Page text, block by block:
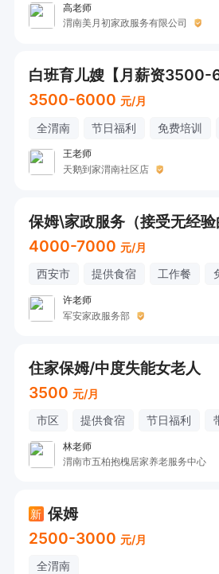
高老师
渭南美月初家政服务有限公司
白班育儿嫂【月薪资3500-
3500-6000 元/月
全渭南 节日福利 免费培训
王老师
天鹅到家渭南社区店
保姆\家政服务（接受无经验
4000-7000 元/月
西安市 提供食宿 工作餐
许老师
军安家政服务部
住家保姆/中度失能女老人
3500 元/月
市区 提供食宿 节日福利
林老师
渭南市五柏抱槐居家养老服务中心
新 保姆
2500-3000 元/月
全渭南